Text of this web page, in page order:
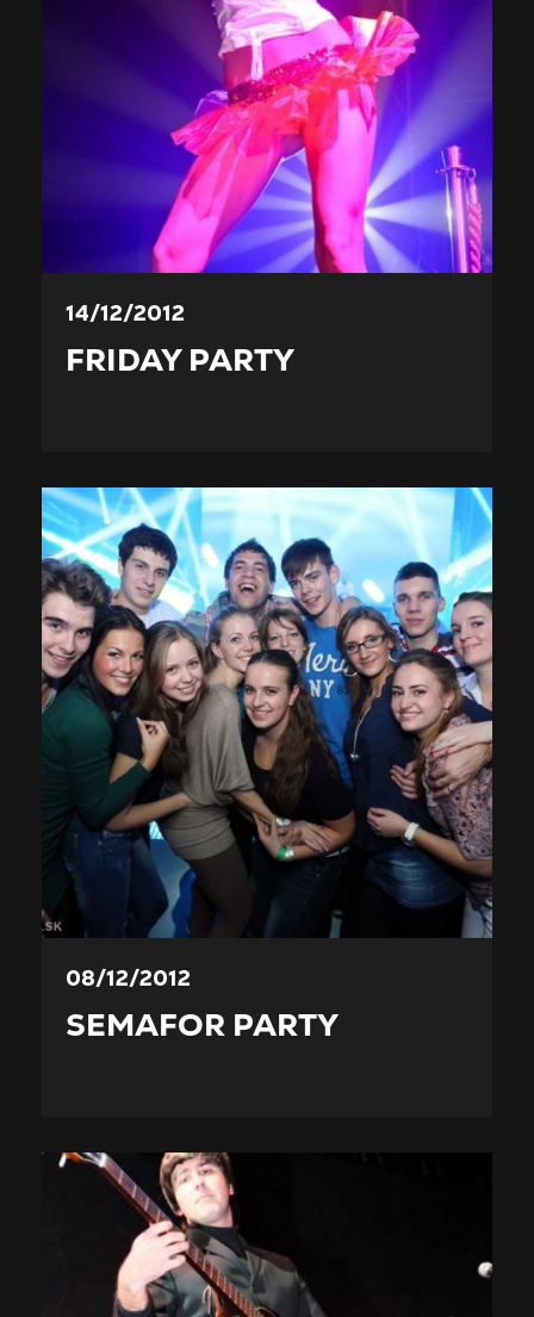
14/12/2012
FRIDAY PARTY
08/12/2012
SEMAFOR PARTY